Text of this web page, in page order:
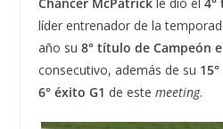
líder entrenador de la
año su 8° título de Campeón
consecutivo, además de su
6° éxito G1 de este meeting.